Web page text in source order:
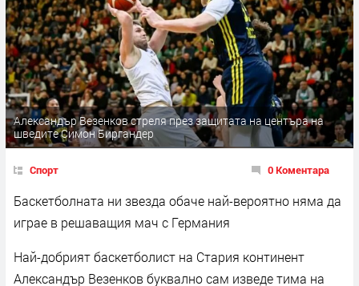
Александър Везенков стреля през защитата на центъра на
шведите Симон Биргандер
Спорт 0 Коментара
Баскетболната ни звезда обаче най-вероятно няма да
играе в решаващия мач с Германия
Най-добрият баскетболист на Стария континент
Александър Везенков буквално сам изведе тима на